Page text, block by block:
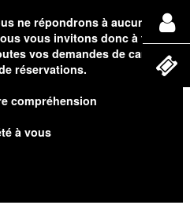
ne répondrons à aucunes
vous invitons donc à faire
vos demandes de cartes
réservations.
compréhension
à vous